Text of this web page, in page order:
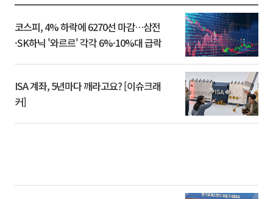
코스피, 4% 하락에 6270선 마감…삼전
·SK하닉 '와르르' 각각 6%·10%대 급락
ISA 계좌, 5년마다 깨라고요? [이슈크래
커]